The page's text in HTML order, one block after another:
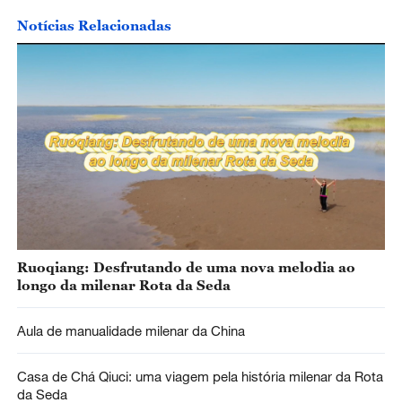
Notícias Relacionadas
Ruoqiang: Desfrutando de uma nova melodia ao
longo da milenar Rota da Seda
Aula de manualidade milenar da China
Casa de Chá Qiuci: uma viagem pela história milenar da Rota
da Seda